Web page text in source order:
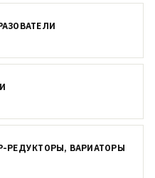
РЕДУКТОРЫ, ВАРИАТОРЫ